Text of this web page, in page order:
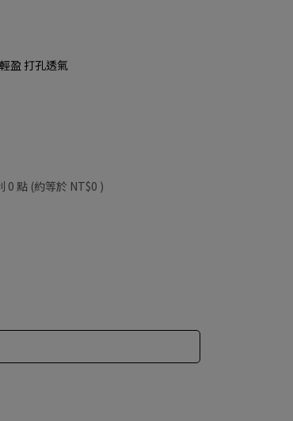
盈 打孔透氣
0 點 (約等於 NT$0 )